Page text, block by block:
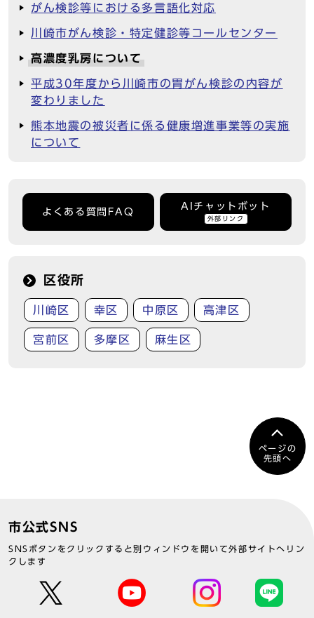
がん検診等における多言語化対応
川崎市がん検診・特定健診等コールセンター
高濃度乳房について
平成30年度から川崎市の胃がん検診の内容が
変わりました
熊本地震の被災者に係る健康増進事業等の実施
について
よくある質問FAQ
AIチャットボット
外部リンク
区役所
川崎区 幸区 中原区 高津区
宮前区 多摩区 麻生区
ページの
先頭へ
市公式SNS
SNSボタンをクリックすると別ウィンドウを開いて外部サイトへリン
クします